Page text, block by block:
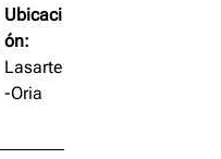
Ubicaci
ón:
Lasarte
-Oria